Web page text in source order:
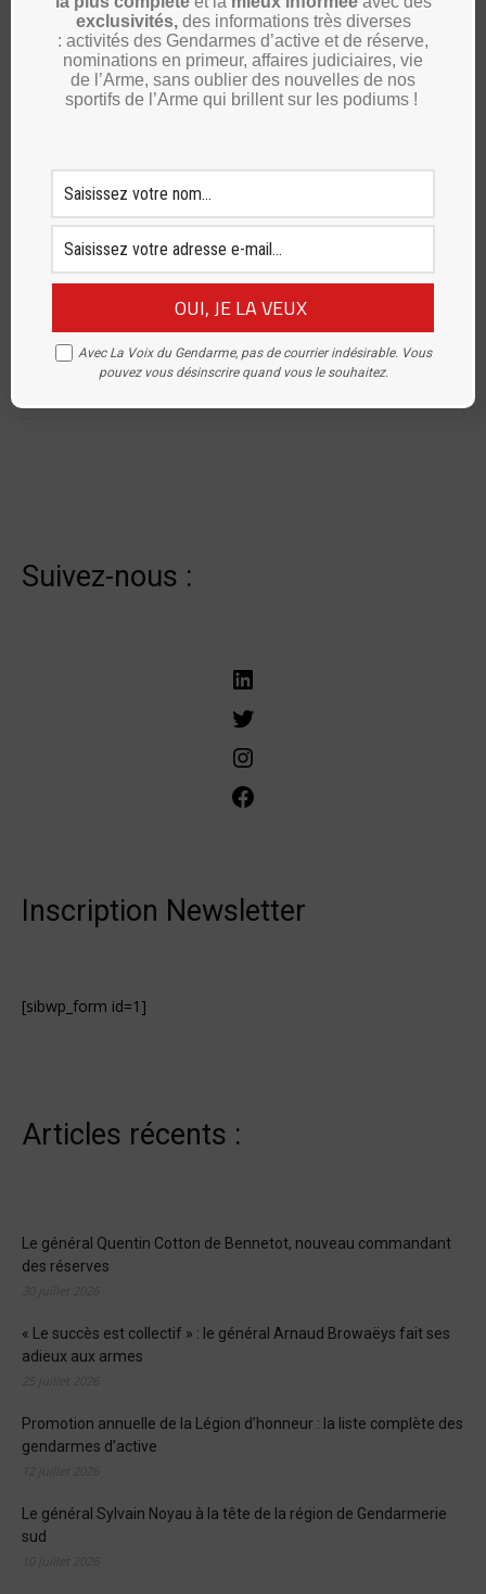
Article précédent
Pyrénées-Atlantiques: Didier
Mayor, honoré comme porte-
drapeau
Article suivant
Patrick Bourreau, directeur
général de Soframe : “la
conception du Centaure
jean-louis reynaert
Suivez-nous :
LinkedIn
Twitter
Instagram
Facebook
Inscription Newsletter
[sibwp_form id=1]
Articles récents :
Le général Quentin Cotton de Bennetot, nouveau commandant
des réserves
« Le succès est collectif » : le général Arnaud Browaëys fait ses
adieux aux armes
Promotion annuelle de la Légion d’honneur : la liste complète des
gendarmes d’active
Le général Sylvain Noyau à la tête de la région de Gendarmerie
sud
exclusivités, des informations très diverses
: activités des Gendarmes d’active et de réserve,
nominations en primeur, affaires judiciaires, vie
de l’Arme, sans oublier des nouvelles de nos
sportifs de l’Arme qui brillent sur les podiums !
Avec La Voix du Gendarme, pas de courrier indésirable. Vous
pouvez vous désinscrire quand vous le souhaitez.